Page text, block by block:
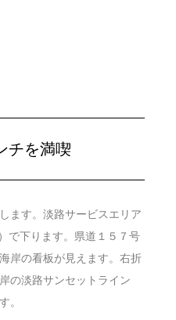
チを満喫
ます。淡路サービスエリア
で下ります。県道１５７号
岸の看板が見えます。右折
の淡路サンセットライン
。